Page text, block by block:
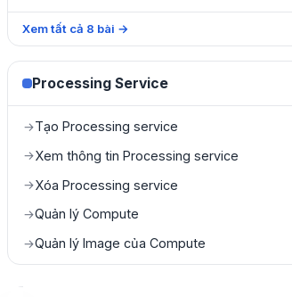
Xem tất cả 8 bài →
Processing Service
→Tạo Processing service
→Xem thông tin Processing service
→Xóa Processing service
→Quản lý Compute
→Quản lý Image của Compute